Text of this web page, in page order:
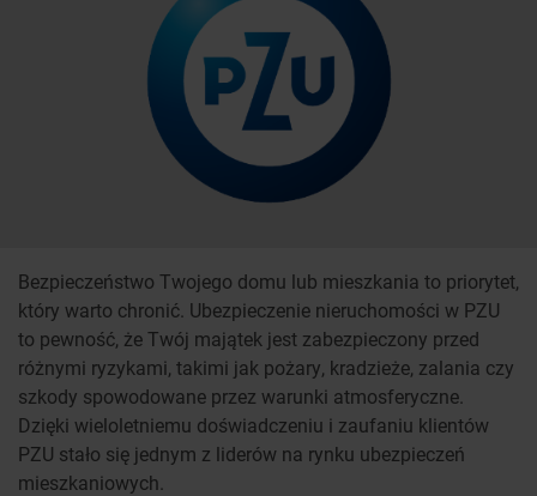
Bezpieczeństwo Twojego domu lub mieszkania to priorytet,
który warto chronić. Ubezpieczenie nieruchomości w PZU
to pewność, że Twój majątek jest zabezpieczony przed
różnymi ryzykami, takimi jak pożary, kradzieże, zalania czy
szkody spowodowane przez warunki atmosferyczne.
Dzięki wieloletniemu doświadczeniu i zaufaniu klientów
PZU stało się jednym z liderów na rynku ubezpieczeń
mieszkaniowych.